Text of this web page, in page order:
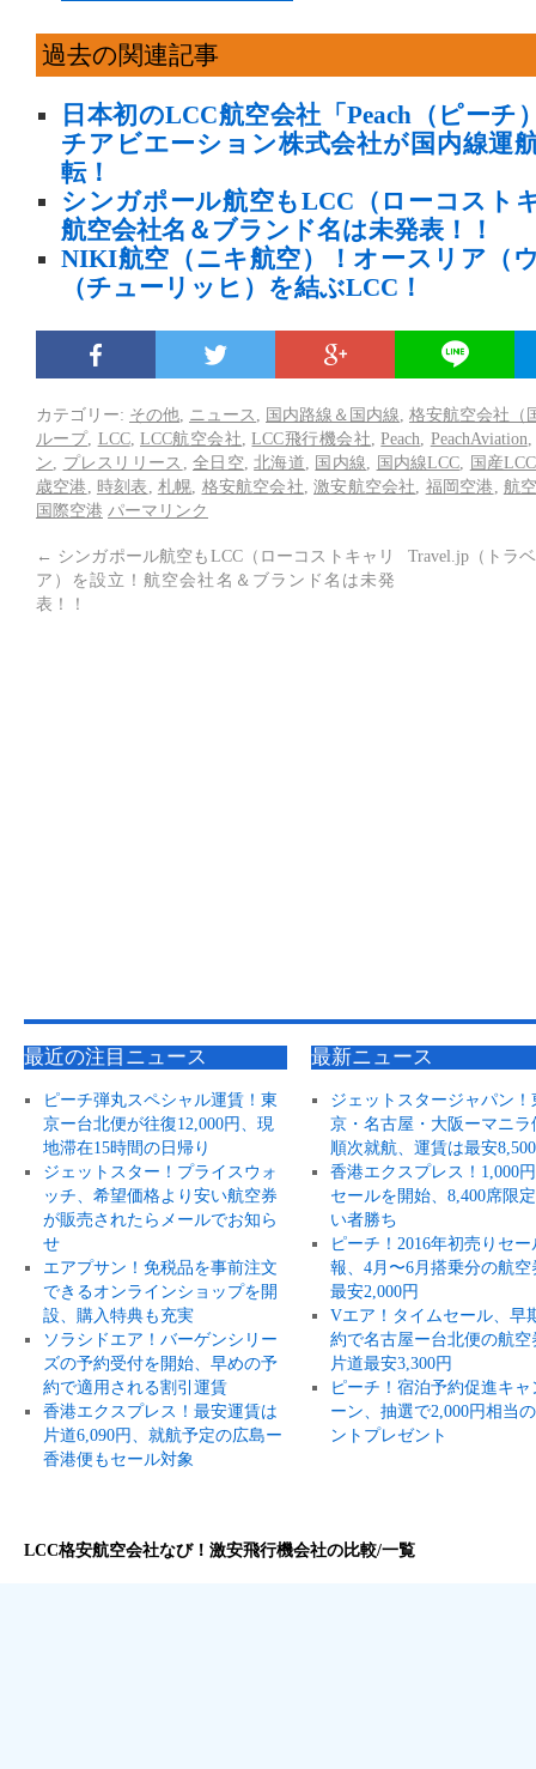
過去の関連記事
日本初のLCC航空会社「Peach（ピーチ
チアビエーション株式会社が国内線運
転！
シンガポール航空もLCC（ローコスト
航空会社名＆ブランド名は未発表！！
NIKI航空（ニキ航空）！オースリア（
（チューリッヒ）を結ぶLCC！
カテゴリー: その他 ニュース 国内路線＆国内線 格安航空会社（
ループ, LCC,LCC航空会社 ,LCC飛行機会社 ,Peach PeachAviation
ン
プレスリリース 全日空 ,北海道 国内線 国内線LCC
国産LCC
歳空港
時刻表 札幌 格安航空会社 ,激安航空会社 福岡空港
航
国際空港 パーマリンク
← シンガポール航空もLCC（ローコストキャリ
ア）を設立！航空会社名＆ブランド名は未発
表！！
Travel.jp（トラ
最近の注目ニュース
ピーチ弾丸スペシャル運賃！東
京ー台北便が往復12,000円、現
地滞在15時間の日帰り
ジェットスター！プライスウォ
ッチ、希望価格より安い航空券
が販売されたらメールでお知ら
せ
エアプサン！免税品を事前注文
できるオンラインショップを開
設、購入特典も充実
ソラシドエア！バーゲンシリー
ズの予約受付を開始、早めの予
約で適用される割引運賃
香港エクスプレス！最安運賃は
片道6,090円、就航予定の広島ー
香港便もセール対象
最新ニュース
ジェットスタージャパン！
京・名古屋・大阪ーマニラ
順次就航、運賃は最安
香港エクスプレス！1,000
セールを開始、8,400席限
い者勝ち
ピーチ！2016年初売りセー
報、4月〜6月搭乗分の航空
最安2,000円
Vエア！タイムセール、早
約で名古屋ー台北便の航空
片道最安3,300円
ピーチ！宿泊予約促進キャ
ーン、抽選で2,000円相当
ントプレゼント
LCC格安航空会社なび！激安飛行機会社の比較/一覧